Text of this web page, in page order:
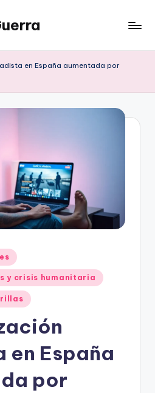
en España aumentada por
y crisis humanitaria
España
por